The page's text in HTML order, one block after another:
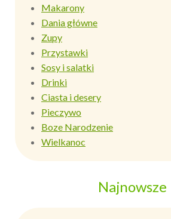
Makarony
Dania główne
Zupy
Przystawki
Sosy i salatki
Drinki
Ciasta i desery
Pieczywo
Boze Narodzenie
Wielkanoc
Najnowsze